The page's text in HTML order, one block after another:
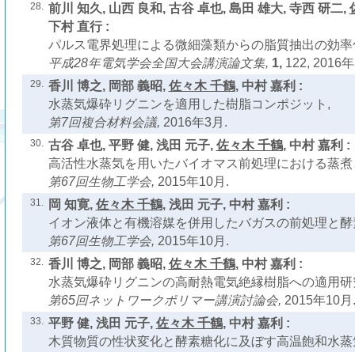
28. 前川 知久, 山西 良和, 古谷 卓也, 島田 雄大, 寺西 研二,
下村 直行 :
パルス電界処理による微細藻類からの脂質抽出の効率
平成28年電気学会全国大会講演論文集, 1, 122, 2016
29. 香川 博之, 岡部 義昭, 佐々木 千鶴, 中村 嘉利 :
水蒸気爆砕リグニンを適用した樹脂コンポジット,
第7回複合材料会議, 2016年3月.
30. 古谷 卓也, 平野 健, 浅田 元子, 佐々木 千鶴, 中村 嘉利 :
高活性水蒸気を用いたバイオマス前処理における蒸
第67回生物工学会, 2015年10月.
31. 岡 知寛, 佐々木 千鶴, 浅田 元子, 中村 嘉利 :
イオン液体と有機溶媒を併用したバガスの前処理と酵
第67回生物工学会, 2015年10月.
32. 香川 博之, 岡部 義昭, 佐々木 千鶴, 中村 嘉利 :
水蒸気爆砕リグニンの高耐熱電気絶縁樹脂への適用研
第65回ネットワークポリマー講演討論会, 2015年10月.
33. 平野 健, 浅田 元子, 佐々木 千鶴, 中村 嘉利 :
木質物質の性状変化と酵素糖化に及ぼす高温飽和水